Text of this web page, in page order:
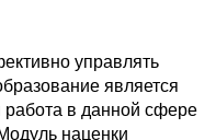
управлять
является
работа в данной сфере
наценки